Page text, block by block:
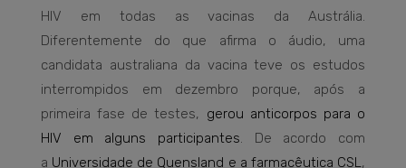
HIV em todas as vacinas da Austrália.
Diferentemente do que afirma o áudio, uma
candidata australiana da vacina teve os estudos
interrompidos em dezembro porque, após a
primeira fase de testes, gerou anticorpos para o
HIV em alguns participantes. De acordo com
a Universidade de Quensland e a farmacêutica CSL,